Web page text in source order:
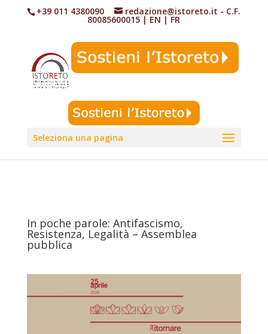
+39 011 4380090 redazione@istoreto.it - C.F.
80085600015 | EN |FR
Seleziona una pagina
In poche parole: Antifascismo,
Resistenza, Legalità – Assemblea
pubblica